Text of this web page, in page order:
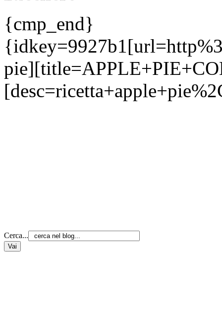
{cmp_end}
Cerca...